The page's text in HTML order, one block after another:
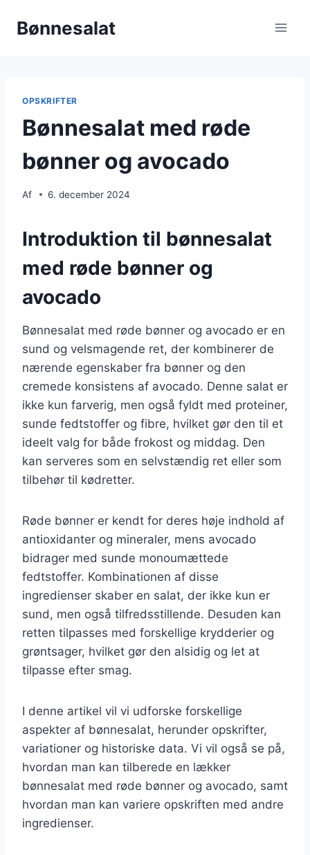
Bønnesalat
OPSKRIFTER
Bønnesalat med røde
bønner og avocado
Af 6. december 2024
Introduktion til bønnesalat
med røde bønner og
avocado
Bønnesalat med røde bønner og avocado er en
sund og velsmagende ret, der kombinerer de
nærende egenskaber fra bønner og den
cremede konsistens af avocado. Denne salat er
ikke kun farverig, men også fyldt med proteiner,
sunde fedtstoffer og fibre, hvilket gør den til et
ideelt valg for både frokost og middag. Den
kan serveres som en selvstændig ret eller som
tilbehør til kødretter.
Røde bønner er kendt for deres høje indhold af
antioxidanter og mineraler, mens avocado
bidrager med sunde monoumættede
fedtstoffer. Kombinationen af disse
ingredienser skaber en salat, der ikke kun er
sund, men også tilfredsstillende. Desuden kan
retten tilpasses med forskellige krydderier og
grøntsager, hvilket gør den alsidig og let at
tilpasse efter smag.
I denne artikel vil vi udforske forskellige
aspekter af bønnesalat, herunder opskrifter,
variationer og historiske data. Vi vil også se på,
hvordan man kan tilberede en lækker
bønnesalat med røde bønner og avocado, samt
hvordan man kan variere opskriften med andre
ingredienser.